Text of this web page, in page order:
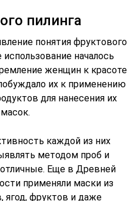
пилинга
понятия фруктового
использование началось
женщин к красоте
их к применению
для нанесения их
каждой из них
методом проб и
Еще в Древней
применяли маски из
ягод, фруктов и даже